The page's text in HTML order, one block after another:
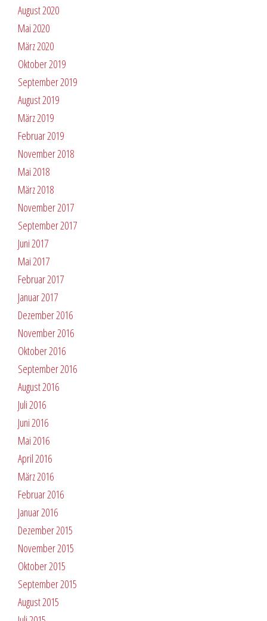
August 2020
Mai 2020
März 2020
Oktober 2019
September 2019
August 2019
März 2019
Februar 2019
November 2018
Mai 2018
März 2018
November 2017
September 2017
Juni 2017
Mai 2017
Februar 2017
Januar 2017
Dezember 2016
November 2016
Oktober 2016
September 2016
August 2016
Juli 2016
Juni 2016
Mai 2016
April 2016
März 2016
Februar 2016
Januar 2016
Dezember 2015
November 2015
Oktober 2015
September 2015
August 2015